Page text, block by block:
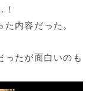
内容だった。
ったが面白いのも